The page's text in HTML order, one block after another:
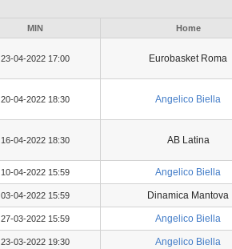
MIN Home
23-04-2022 17:00 Eurobasket Roma
20-04-2022 18:30 Angelico Biella
16-04-2022 18:30 AB Latina
10-04-2022 15:59 Angelico Biella
03-04-2022 15:59 Dinamica Mantova
27-03-2022 15:59 Angelico Biella
23-03-2022 19:30 Angelico Biella